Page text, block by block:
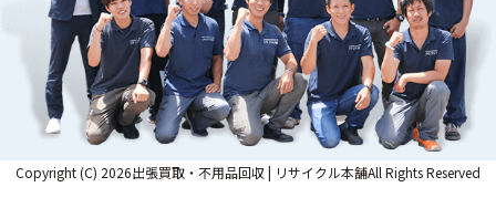
Copyright (C) 2026出張買取・不用品回収 | リサイクル本舗All Rights Reserved